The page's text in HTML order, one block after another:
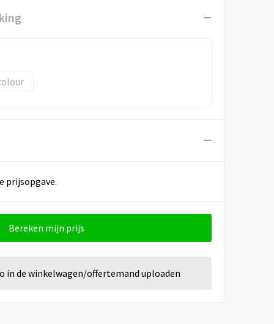
prijsopgave.
Bereken mijn prijs
in de winkelwagen/offertemand uploaden